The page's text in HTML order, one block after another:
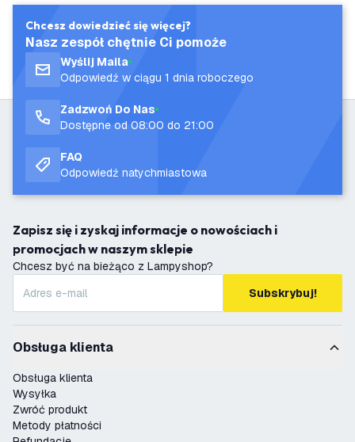
Chcesz dowiedzieć się więcej?
Nasz zespół chętnie Ci pomoże
Wyślij Maila
Odpowiedź w ciągu 1 dnia roboczego
Zadzwoń Do Nas
Dostępne od 08:00 do 21:00
FAQ
Odpowiedź natychmiastowa
Zapisz się i zyskaj informacje o nowościach i
promocjach w naszym sklepie
Chcesz być na bieżąco z Lampyshop?
Subskrybuj!
Obsługa klienta
Obsługa klienta
Wysyłka
Zwróć produkt
Metody płatności